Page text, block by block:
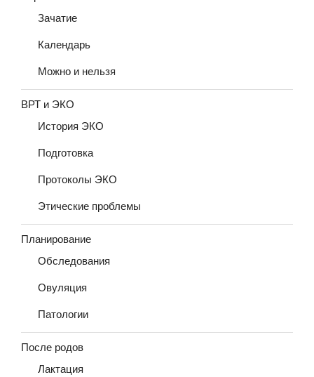
Зачатие
Календарь
Можно и нельзя
ВРТ и ЭКО
История ЭКО
Подготовка
Протоколы ЭКО
Этические проблемы
Планирование
Обследования
Овуляция
Патологии
После родов
Лактация